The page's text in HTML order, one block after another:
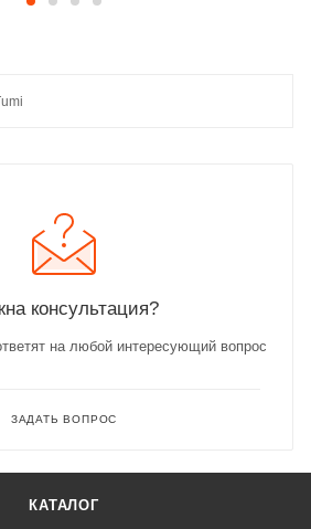
консультация?
на любой интересующий вопрос
ЗАДАТЬ ВОПРОС
КАТАЛОГ